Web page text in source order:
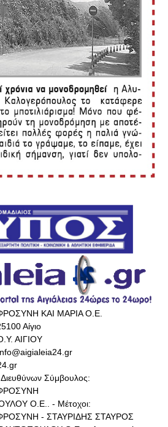
ΚΑΙ ΜΑΡΙΑ Ο.Ε.
Αίγιο
ΑΙΓΙΟΥ
Σύμβουλος:
Ο.Ε.. - Μέτοχοι:
- ΣΤΑΥΡΙΔΗΣ ΣΤΑΥΡΟΣ